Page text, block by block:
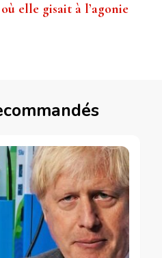
elle gisait à l’agonie